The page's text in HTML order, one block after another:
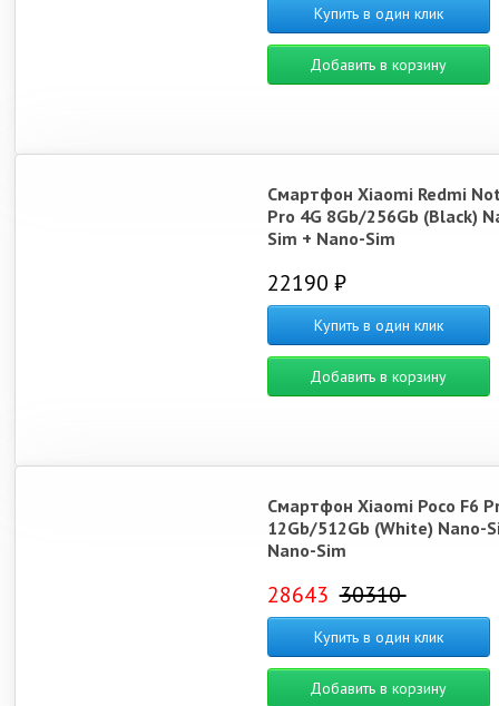
Купить в один клик
Добавить в корзину
Смартфон Xiaomi Redmi
Pro 4G 8Gb/256Gb (Black)
Sim + Nano-Sim
22190 ₽
Купить в один клик
Добавить в корзину
Смартфон Xiaomi Poco F6
12Gb/512Gb (White) Nano-
Nano-Sim
28643 30310
Купить в один клик
Добавить в корзину